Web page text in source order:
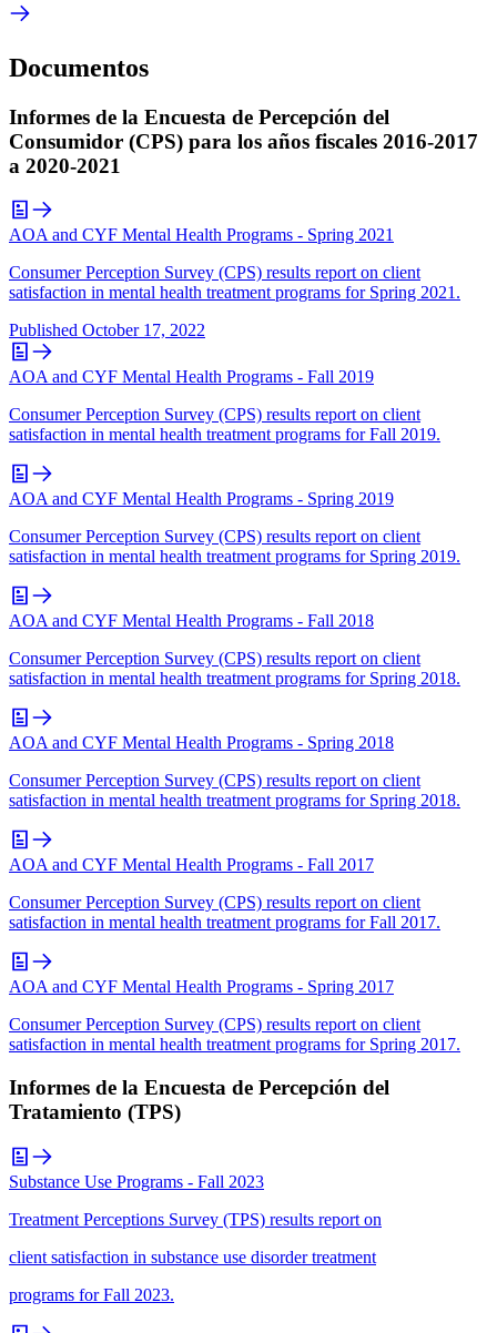
Documentos
Informes de la Encuesta de Percepción del
Consumidor (CPS) para los años fiscales 2016-2017
a 2020-2021
AOA and CYF Mental Health Programs - Spring 2021
Consumer Perception Survey (CPS) results report on client
satisfaction in mental health treatment programs for Spring 2021.
Published October 17, 2022
AOA and CYF Mental Health Programs - Fall 2019
Consumer Perception Survey (CPS) results report on client
satisfaction in mental health treatment programs for Fall 2019.
AOA and CYF Mental Health Programs - Spring 2019
Consumer Perception Survey (CPS) results report on client
satisfaction in mental health treatment programs for Spring 2019.
AOA and CYF Mental Health Programs - Fall 2018
Consumer Perception Survey (CPS) results report on client
satisfaction in mental health treatment programs for Spring 2018.
AOA and CYF Mental Health Programs - Spring 2018
Consumer Perception Survey (CPS) results report on client
satisfaction in mental health treatment programs for Spring 2018.
AOA and CYF Mental Health Programs - Fall 2017
Consumer Perception Survey (CPS) results report on client
satisfaction in mental health treatment programs for Fall 2017.
AOA and CYF Mental Health Programs - Spring 2017
Consumer Perception Survey (CPS) results report on client
satisfaction in mental health treatment programs for Spring 2017.
Informes de la Encuesta de Percepción del
Tratamiento (TPS)
Substance Use Programs - Fall 2023
Treatment Perceptions Survey (TPS) results report on
client satisfaction in substance use disorder treatment
programs for Fall 2023.